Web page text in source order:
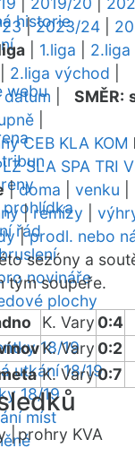
historie
webu
řád
novináře
plochy
18/19
utkání 18/19
18/19
míst
|2023/24
1.liga 2.liga
2.liga východ
datum SMĚR:
CEB KLA KOM
SLA SPA TRI
|doma venku
|remízy
|prodl. nebo
sezóny a
tým soupeře.
K. Vary 0:4
K. Vary 0:2
K. Vary0:7
|prohry KVA